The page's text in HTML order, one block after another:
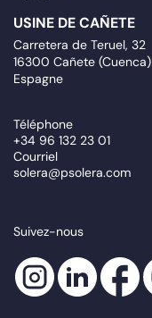
USINE DE CAÑETE
Carretera de Teruel, 32
16300 Cañete (Cuenca)
Espagne
Téléphone
+34 96 132 23 01
Courriel
solera@psolera.com
Suivez-nous